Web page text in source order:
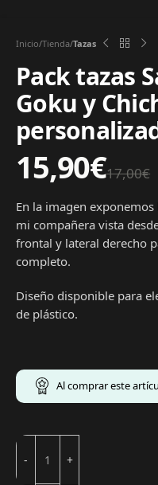
Inicio Tienda Tazas
Pack tazas
Goku y
17,00€
15,90€
En la imagen exponemos
mi compañera vista
frontal y lateral derecho
completo.
Diseño disponible para
de plástico.
Al comprar este